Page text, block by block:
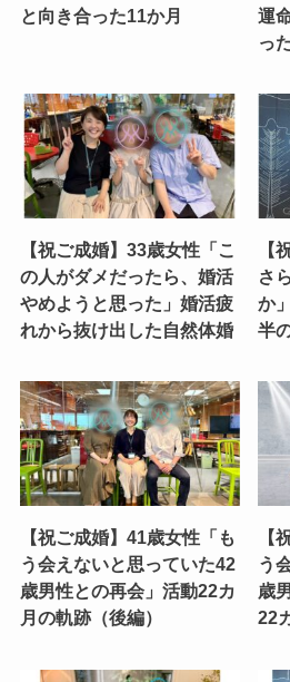
と向き合った11か月
運
っ
【祝ご成婚】33歳女性「こ
の人がダメだったら、婚活
やめようと思った」婚活疲
れから抜け出した自然体婚
【
さ
か
半
【祝ご成婚】41歳女性「も
う会えないと思っていた42
歳男性との再会」活動22カ
月の軌跡（後編）
【
う
歳
22